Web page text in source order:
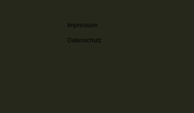
Impressum
Datenschutz